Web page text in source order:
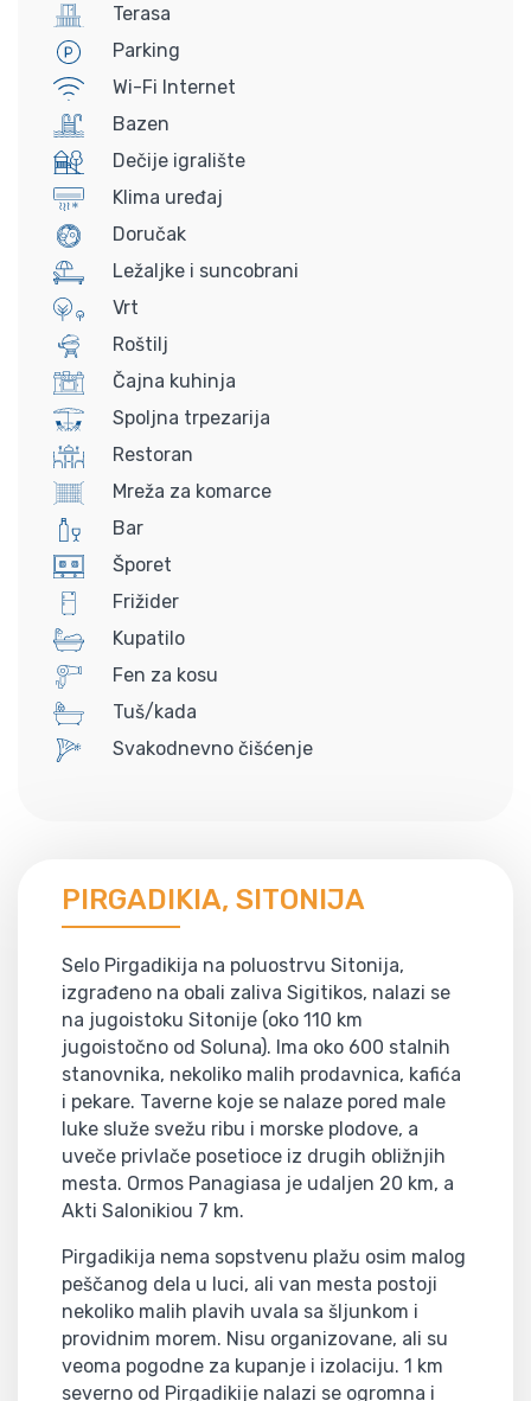
Terasa
Parking
Wi-Fi Internet
Bazen
Dečije igralište
Klima uređaj
Doručak
Ležaljke i suncobrani
Vrt
Roštilj
Čajna kuhinja
Spoljna trpezarija
Restoran
Mreža za komarce
Bar
Šporet
Frižider
Kupatilo
Fen za kosu
Tuš/kada
Svakodnevno čišćenje
PIRGADIKIA, SITONIJA
Selo Pirgadikija na poluostrvu Sitonija,
izgrađeno na obali zaliva Sigitikos, nalazi se
na jugoistoku Sitonije (oko 110 km
jugoistočno od Soluna). Ima oko 600 stalnih
stanovnika, nekoliko malih prodavnica, kafića
i pekare. Taverne koje se nalaze pored male
luke služe svežu ribu i morske plodove, a
uveče privlače posetioce iz drugih obližnjih
mesta. Ormos Panagiasa je udaljen 20 km, a
Akti Salonikiou 7 km.
Pirgadikija nema sopstvenu plažu osim malog
peščanog dela u luci, ali van mesta postoji
nekoliko malih plavih uvala sa šljunkom i
providnim morem. Nisu organizovane, ali su
veoma pogodne za kupanje i izolaciju. 1 km
severno od Pirgadikije nalazi se ogromna i